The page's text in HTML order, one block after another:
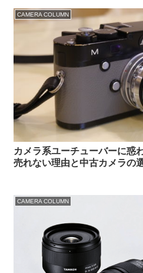
CAMERA COLUMN
カメラ系ユーチューバーに惑
売れない理由と中古カメラの
CAMERA COLUMN